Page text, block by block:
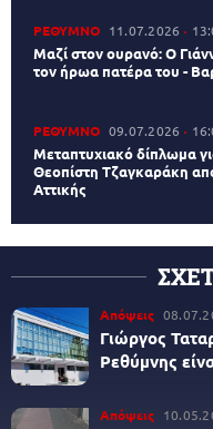
ΡΕΘΥΜΝΟ 11.07.2026
Μαζί στον ουρανό: Ο
τον ήρωα πατέρα του -
ΡΕΘΥΜΝΟ 09.07.2026
Μεταπτυχιακό δίπλωμα
Θεοπίστη Τζαγκαράκη
Αττικής
Απόψεις
Γιώργος
Ρεθύμνης
Απόψεις